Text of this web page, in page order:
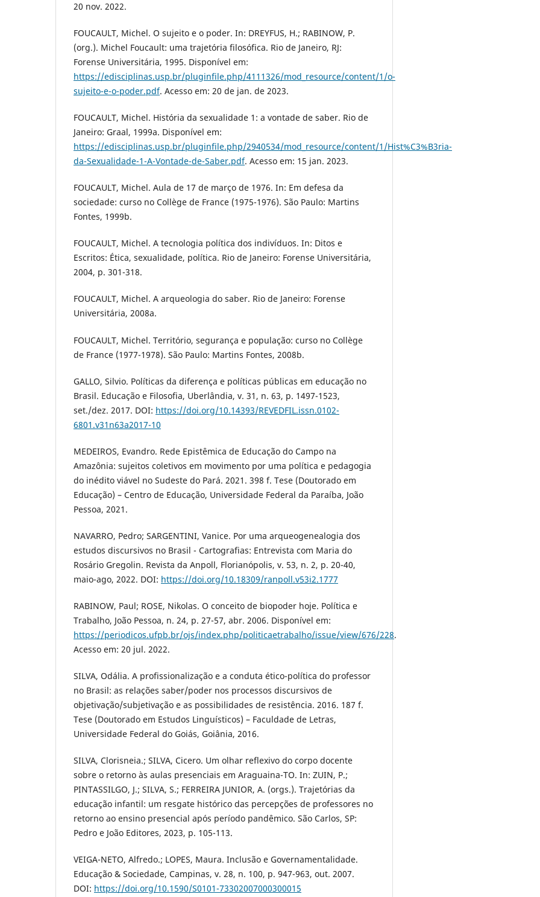
20 nov. 2022.
FOUCAULT, Michel. O sujeito e o poder. In: DREYFUS, H.; RABINOW, P.
(org.). Michel Foucault: uma trajetória filosófica. Rio de Janeiro, RJ:
Forense Universitária, 1995. Disponível em:
https://edisciplinas.usp.br/pluginfile.php/4111326/mod_resource/content/1/o-
sujeito-e-o-poder.pdf. Acesso em: 20 de jan. de 2023.
FOUCAULT, Michel. História da sexualidade 1: a vontade de saber. Rio de
Janeiro: Graal, 1999a. Disponível em:
https://edisciplinas.usp.br/pluginfile.php/2940534/mod_resource/content/1/Hist%C3%B3ria-
da-Sexualidade-1-A-Vontade-de-Saber.pdf. Acesso em: 15 jan. 2023.
FOUCAULT, Michel. Aula de 17 de março de 1976. In: Em defesa da
sociedade: curso no Collège de France (1975-1976). São Paulo: Martins
Fontes, 1999b.
FOUCAULT, Michel. A tecnologia política dos indivíduos. In: Ditos e
Escritos: Ética, sexualidade, política. Rio de Janeiro: Forense Universitária,
2004, p. 301-318.
FOUCAULT, Michel. A arqueologia do saber. Rio de Janeiro: Forense
Universitária, 2008a.
FOUCAULT, Michel. Território, segurança e população: curso no Collège
de France (1977-1978). São Paulo: Martins Fontes, 2008b.
GALLO, Silvio. Políticas da diferença e políticas públicas em educação no
Brasil. Educação e Filosofia, Uberlândia, v. 31, n. 63, p. 1497-1523,
set./dez. 2017. DOI: https://doi.org/10.14393/REVEDFIL.issn.0102-
6801.v31n63a2017-10
MEDEIROS, Evandro. Rede Epistêmica de Educação do Campo na
Amazônia: sujeitos coletivos em movimento por uma política e pedagogia
do inédito viável no Sudeste do Pará. 2021. 398 f. Tese (Doutorado em
Educação) – Centro de Educação, Universidade Federal da Paraíba, João
Pessoa, 2021.
NAVARRO, Pedro; SARGENTINI, Vanice. Por uma arqueogenealogia dos
estudos discursivos no Brasil - Cartografias: Entrevista com Maria do
Rosário Gregolin. Revista da Anpoll, Florianópolis, v. 53, n. 2, p. 20-40,
maio-ago, 2022. DOI: https://doi.org/10.18309/ranpoll.v53i2.1777
RABINOW, Paul; ROSE, Nikolas. O conceito de biopoder hoje. Política e
Trabalho, João Pessoa, n. 24, p. 27-57, abr. 2006. Disponível em:
https://periodicos.ufpb.br/ojs/index.php/politicaetrabalho/issue/view/676/228.
Acesso em: 20 jul. 2022.
SILVA, Odália. A profissionalização e a conduta ético-política do professor
no Brasil: as relações saber/poder nos processos discursivos de
objetivação/subjetivação e as possibilidades de resistência. 2016. 187 f.
Tese (Doutorado em Estudos Linguísticos) – Faculdade de Letras,
Universidade Federal do Goiás, Goiânia, 2016.
SILVA, Clorisneia.; SILVA, Cicero. Um olhar reflexivo do corpo docente
sobre o retorno às aulas presenciais em Araguaina-TO. In: ZUIN, P.;
PINTASSILGO, J.; SILVA, S.; FERREIRA JUNIOR, A. (orgs.). Trajetórias da
educação infantil: um resgate histórico das percepções de professores no
retorno ao ensino presencial após período pandêmico. São Carlos, SP:
Pedro e João Editores, 2023, p. 105-113.
VEIGA-NETO, Alfredo.; LOPES, Maura. Inclusão e Governamentalidade.
Educação & Sociedade, Campinas, v. 28, n. 100, p. 947-963, out. 2007.
DOI: https://doi.org/10.1590/S0101-73302007000300015